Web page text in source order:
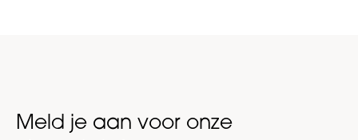
Meld je aan voor onze